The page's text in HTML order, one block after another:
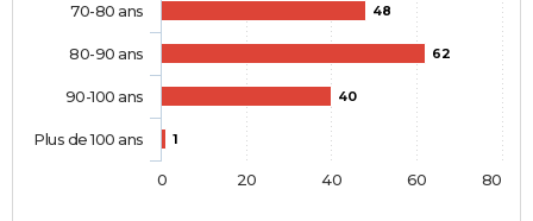
48
62
40
1
70-80 ans
80-90 ans
90-100 ans
Plus de 100 ans
0 20 40 60 80